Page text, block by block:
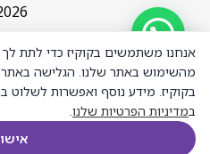
bythebuildup
צמיד טניס
ארבע שיניים
קולקציה 5
אורך 16 סמ
כסף מצופה
זהב אדום
רוזגולד
₪1,499.00
אנחנו משתמשים בקוקיז כדי לתת
מהשימוש באתר שלנו. הגלישה
בקוקיז. מידע נוסף ואפשרות לשלוט
במדיניות הפרטיות שלנו.